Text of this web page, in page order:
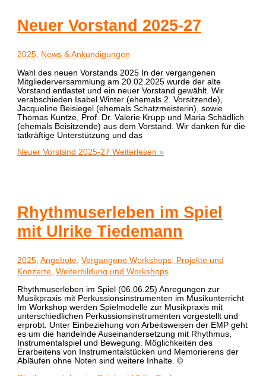
Neuer Vorstand 2025-27
2025, News & Ankündigungen
Wahl des neuen Vorstands 2025 In der vergangenen
Mitgliederversammlung am 20.02.2025 wurde der alte
Vorstand entlastet und ein neuer Vorstand gewählt. Wir
verabschieden Isabel Winter (ehemals 2. Vorsitzende),
Jacqueline Beisiegel (ehemals Schatzmeisterin), sowie
Thomas Kuntze, Prof. Dr. Valerie Krupp und Maria Schädlich
(ehemals Beisitzende) aus dem Vorstand. Wir danken für die
tatkräftige Unterstützung und das
Neuer Vorstand 2025-27 Weiterlesen »
Rhythmuserleben im Spiel
mit Ulrike Tiedemann
2025 ,Angebote ,Vergangene Workshops, Projekte und
Konzerte ,Weiterbildung und Workshops
Rhythmuserleben im Spiel (06.06.25) Anregungen zur
Musikpraxis mit Perkussionsinstrumenten im Musikunterricht
Im Workshop werden Spielmodelle zur Musikpraxis mit
unterschiedlichen Perkussionsinstrumenten vorgestellt und
erprobt. Unter Einbeziehung von Arbeitsweisen der EMP geht
es um die handelnde Auseinandersetzung mit Rhythmus,
Instrumentalspiel und Bewegung. Möglichkeiten des
Erarbeitens von Instrumentalstücken und Memorierens der
Abläufen ohne Noten sind weitere Inhalte. ©